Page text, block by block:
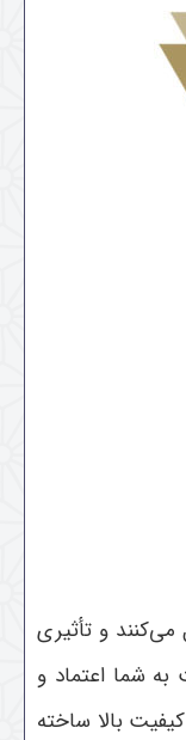
می‌کنند و تأثیری
به شما اعتماد و
بالا ساخته